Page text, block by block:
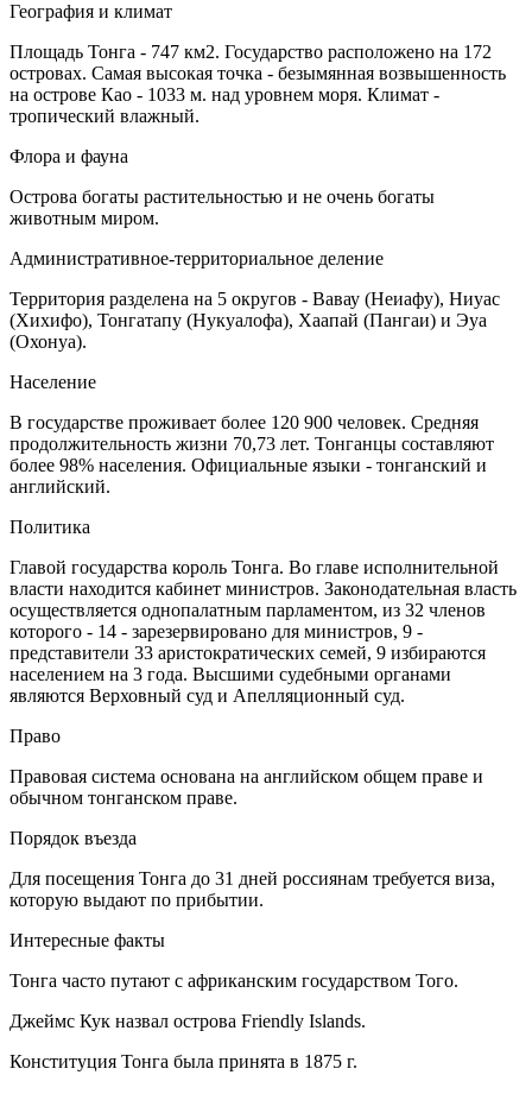
География и климат
Площадь Тонга - 747 км2. Государство расположено на 172
островах. Самая высокая точка - безымянная возвышенность
на острове Као - 1033 м. над уровнем моря. Климат -
тропический влажный.
Флора и фауна
Острова богаты растительностью и не очень богаты
животным миром.
Административное-территориальное деление
Территория разделена на 5 округов - Вавау (Неиафу), Ниуас
(Хихифо), Тонгатапу (Нукуалофа), Хаапай (Пангаи) и Эуа
(Охонуа).
Население
В государстве проживает более 120 900 человек. Средняя
продолжительность жизни 70,73 лет. Тонганцы составляют
более 98% населения. Официальные языки - тонганский и
английский.
Политика
Главой государства король Тонга. Во главе исполнительной
власти находится кабинет министров. Законодательная власть
осуществляется однопалатным парламентом, из 32 членов
которого - 14 - зарезервировано для министров, 9 -
представители 33 аристократических семей, 9 избираются
населением на 3 года. Высшими судебными органами
являются Верховный суд и Апелляционный суд.
Право
Правовая система основана на английском общем праве и
обычном тонганском праве.
Порядок въезда
Для посещения Тонга до 31 дней россиянам требуется виза,
которую выдают по прибытии.
Интересные факты
Тонга часто путают с африканским государством Того.
Джеймс Кук назвал острова Friendly Islands.
Конституция Тонга была принята в 1875 г.